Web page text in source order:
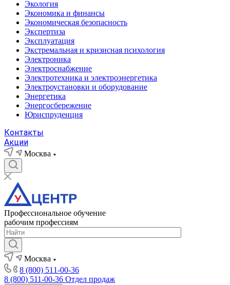
Экология
Экономика и финансы
Экономическая безопасность
Экспертиза
Эксплуатация
Экстремальная и кризисная психология
Электроника
Электроснабжение
Электротехника и электроэнергетика
Электроустановки и оборудование
Энергетика
Энергосбережение
Юриспруденция
Контакты
Акции
Москва
Профессиональное обучение
рабочим профессиям
Москва
8 (800) 511-00-36
8 (800) 511-00-36 Отдел продаж